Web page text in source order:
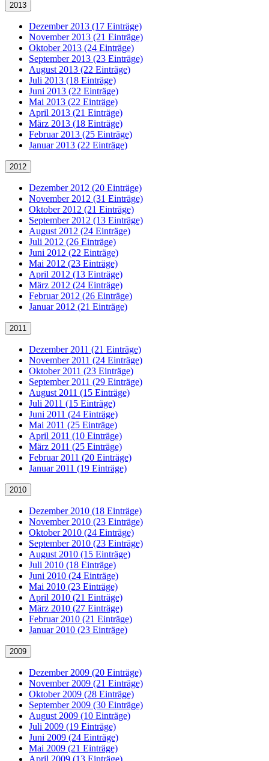
2013
Dezember 2013 (17 Einträge)
November 2013 (21 Einträge)
Oktober 2013 (24 Einträge)
September 2013 (23 Einträge)
August 2013 (22 Einträge)
Juli 2013 (18 Einträge)
Juni 2013 (22 Einträge)
Mai 2013 (22 Einträge)
April 2013 (21 Einträge)
März 2013 (18 Einträge)
Februar 2013 (25 Einträge)
Januar 2013 (22 Einträge)
2012
Dezember 2012 (20 Einträge)
November 2012 (31 Einträge)
Oktober 2012 (21 Einträge)
September 2012 (13 Einträge)
August 2012 (24 Einträge)
Juli 2012 (26 Einträge)
Juni 2012 (22 Einträge)
Mai 2012 (23 Einträge)
April 2012 (13 Einträge)
März 2012 (24 Einträge)
Februar 2012 (26 Einträge)
Januar 2012 (21 Einträge)
2011
Dezember 2011 (21 Einträge)
November 2011 (24 Einträge)
Oktober 2011 (23 Einträge)
September 2011 (29 Einträge)
August 2011 (15 Einträge)
Juli 2011 (15 Einträge)
Juni 2011 (24 Einträge)
Mai 2011 (25 Einträge)
April 2011 (10 Einträge)
März 2011 (25 Einträge)
Februar 2011 (20 Einträge)
Januar 2011 (19 Einträge)
2010
Dezember 2010 (18 Einträge)
November 2010 (23 Einträge)
Oktober 2010 (24 Einträge)
September 2010 (23 Einträge)
August 2010 (15 Einträge)
Juli 2010 (18 Einträge)
Juni 2010 (24 Einträge)
Mai 2010 (23 Einträge)
April 2010 (21 Einträge)
März 2010 (27 Einträge)
Februar 2010 (21 Einträge)
Januar 2010 (23 Einträge)
2009
Dezember 2009 (20 Einträge)
November 2009 (21 Einträge)
Oktober 2009 (28 Einträge)
September 2009 (30 Einträge)
August 2009 (10 Einträge)
Juli 2009 (19 Einträge)
Juni 2009 (24 Einträge)
Mai 2009 (21 Einträge)
April 2009 (13 Einträge)